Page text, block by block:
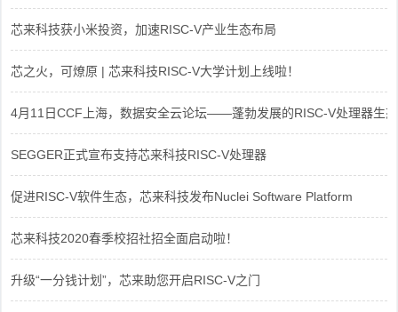
芯来科技获小米投资，加速RISC-V产业生态布局
芯之火，可燎原 | 芯来科技RISC-V大学计划上线啦！
4月11日CCF上海，数据安全云论坛——蓬勃发展的RISC-V处理器生态
SEGGER正式宣布支持芯来科技RISC-V处理器
促进RISC-V软件生态，芯来科技发布Nuclei Software Platform
芯来科技2020春季校招社招全面启动啦！
升级“一分钱计划”，芯来助您开启RISC-V之门